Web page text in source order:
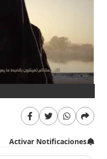
Activar Notificaciones